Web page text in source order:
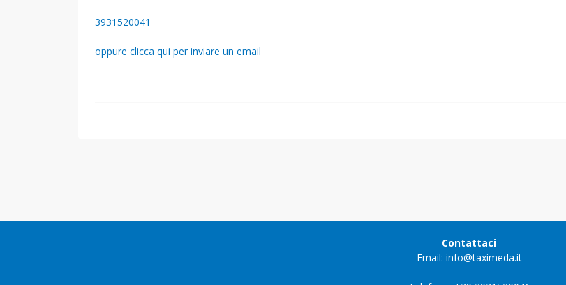
3931520041
oppure clicca qui per inviare un email
Contattaci
Email: info@taximeda.it